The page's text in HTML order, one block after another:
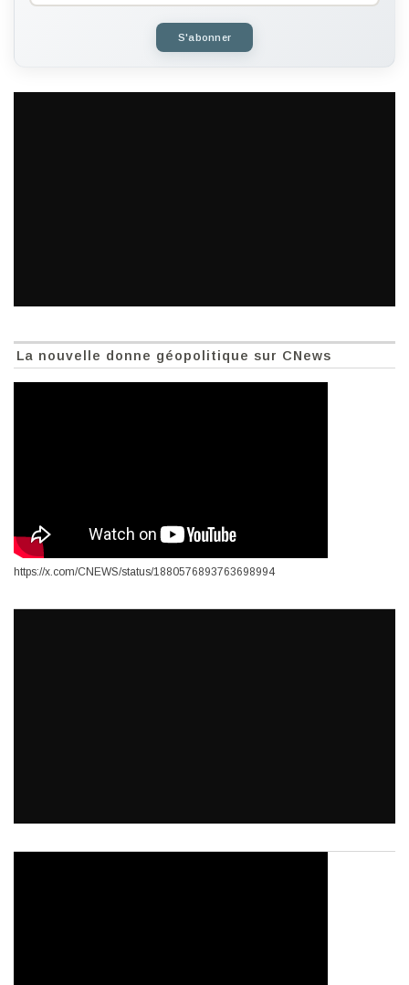
S'abonner
La nouvelle donne géopolitique sur CNews
https://x.com/CNEWS/status/1880576893763698994